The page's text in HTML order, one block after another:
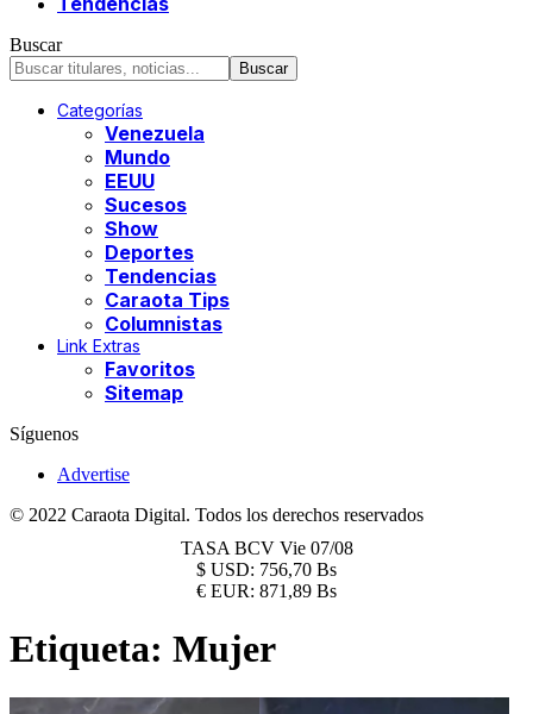
Buscar
Categorías
Venezuela
Mundo
EEUU
Sucesos
Show
Deportes
Tendencias
Caraota Tips
Columnistas
Link Extras
Favoritos
Sitemap
Síguenos
Advertise
© 2022 Caraota Digital. Todos los derechos reservados
TASA BCV Vie 07/08
$ USD: 756,70 Bs
€ EUR: 871,89 Bs
Etiqueta: Mujer